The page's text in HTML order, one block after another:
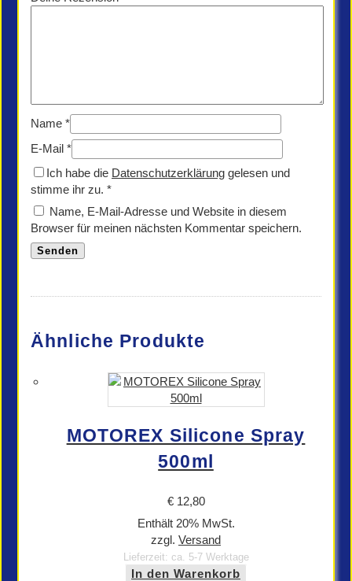
Name *
E-Mail *
Ich habe die Datenschutzerklärung gelesen und
stimme ihr zu. *
Name, E-Mail-Adresse und Website in diesem
Browser für meinen nächsten Kommentar speichern.
Ähnliche Produkte
MOTOREX Silicone Spray
500ml
€12,80
Enthält 20% MwSt.
zzgl. Versand
Lieferzeit: ca. 5-7 Werktage
In den Warenkorb